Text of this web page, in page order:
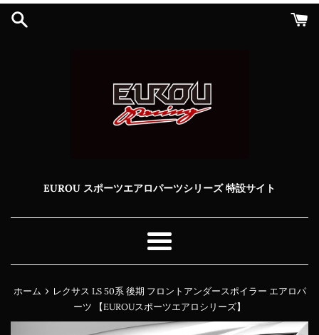
コ
EUROU スポーツエアロパーツシリーズ 特設サイト
メ
ニ
ー
ホーム › レクサス LS 50系 後期 フロントアンダースポイラー エアロパ
ーツ 【EUROUスポーツエアロシリーズ】